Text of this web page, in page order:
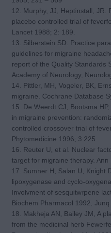
12. Murphy, JJ, Heptinstall, JR.
placebo controlled trial of
Lancet 1988; 2: 189.
13. Silberstein SD. Practice
guidelines for migraine
report of the Quality Standards
Academy of Neurology,
14. Pittler, MH, Vogeler, BK,
migraine. Cochrane Database
15. De Weerdt CJ, Bootsma
in migraine prevention:
controlled crossover trial of
Phytomedicine 1996; 3:225.
16. Reuter U, et al. Nuclear
target for migraine therapy. Ann
17. Sumner H, Salan U, Knight
lipoxygenase and cyclo-
Involvment of sesquitwrpene
Biochem Pharmacol 1992,
18. Makheja AN, Bailey JM, A
from the medicinal herb